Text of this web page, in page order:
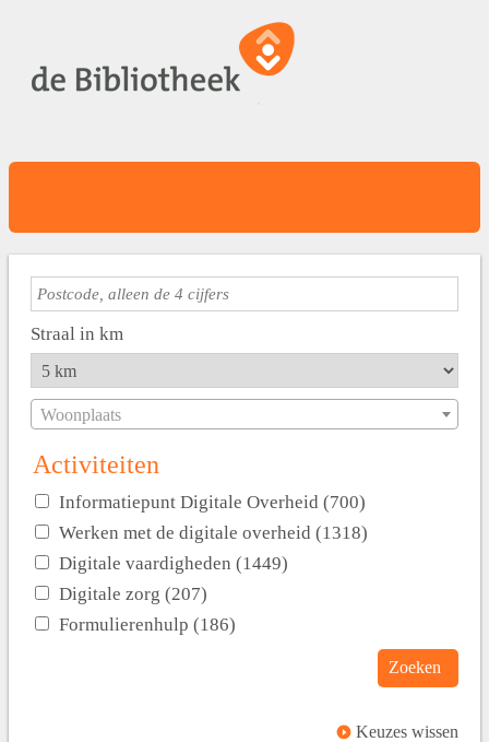
Straal in km
Woonplaats
Activiteiten
Informatiepunt Digitale Overheid (700)
Werken met de digitale overheid (1318)
Digitale vaardigheden (1449)
Digitale zorg (207)
Formulierenhulp (186)
Zoeken
Keuzes wissen